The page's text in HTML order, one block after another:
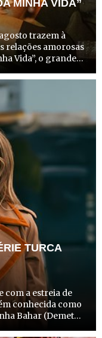
MINHA VIDA”
trazem à
relações amorosas
Vida”, o grande
a partir das
TURCA
com a estreia de
conhecida como
Bahar (Demet